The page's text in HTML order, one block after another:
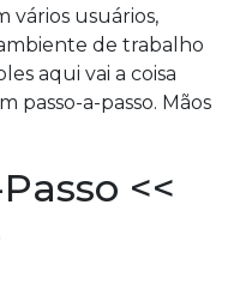
vários usuários,
de trabalho
aqui vai a coisa
passo-a-passo. Mãos
<<